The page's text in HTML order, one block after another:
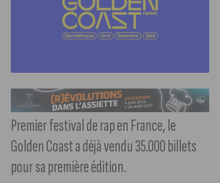
Premier festival de rap en France, le
Golden Coast a déjà vendu 35.000 billets
pour sa première édition.